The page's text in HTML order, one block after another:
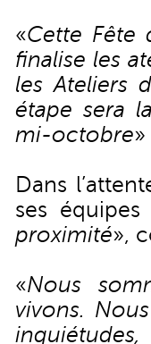
«Cette Fête
finalise les
les Ateliers
étape sera
mi-octobre»
Dans
ses
proximité»,
«Nous
vivons.